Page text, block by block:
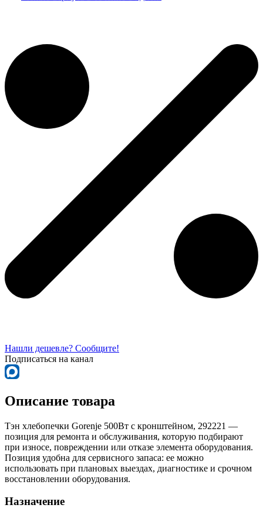
Нашли дешевле? Сообщите!
Подписаться на канал
Описание товара
Тэн хлебопечки Gorenje 500Вт с кронштейном, 292221 —
позиция для ремонта и обслуживания, которую подбирают
при износе, повреждении или отказе элемента оборудования.
Позиция удобна для сервисного запаса: ее можно
использовать при плановых выездах, диагностике и срочном
восстановлении оборудования.
Назначение